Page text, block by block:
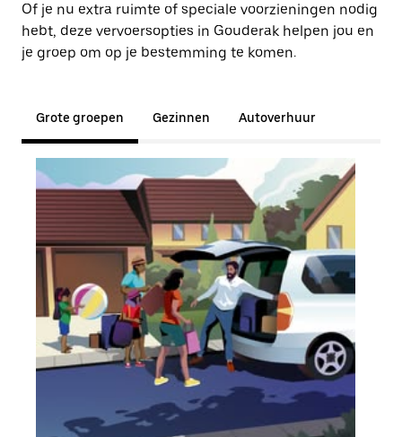
Of je nu extra ruimte of speciale voorzieningen nodig
hebt, deze vervoersopties in Gouderak helpen jou en
je groep om op je bestemming te komen.
Grote groepen Gezinnen Autoverhuur